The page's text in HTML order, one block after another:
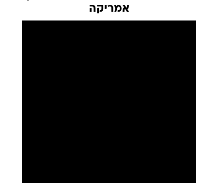
אמריקה